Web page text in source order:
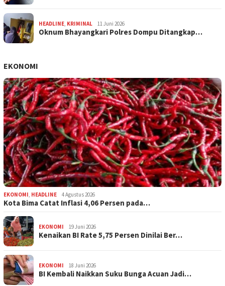
HEADLINE KRIMINAL 11 Juni 2026
Oknum Bhayangkari Polres Dompu Ditangkap…
EKONOMI
EKONOMI HEADLINE 4 Agustus 2026
Kota Bima Catat Inflasi 4,06 Persen pada…
EKONOMI 19 Juni 2026
Kenaikan BI Rate 5,75 Persen Dinilai Ber…
EKONOMI 18 Juni 2026
BI Kembali Naikkan Suku Bunga Acuan Jadi…